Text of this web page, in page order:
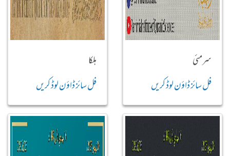
سرمئی
فل سائز ڈاؤن لوڈ کریں
ہلکا
فل سائز ڈاؤن لوڈ کریں